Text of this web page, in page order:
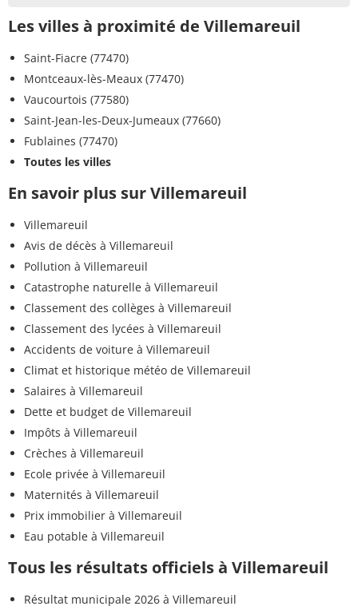
Les villes à proximité de Villemareuil
Saint-Fiacre (77470)
Montceaux-lès-Meaux (77470)
Vaucourtois (77580)
Saint-Jean-les-Deux-Jumeaux (77660)
Fublaines (77470)
Toutes les villes
En savoir plus sur Villemareuil
Villemareuil
Avis de décès à Villemareuil
Pollution à Villemareuil
Catastrophe naturelle à Villemareuil
Classement des collèges à Villemareuil
Classement des lycées à Villemareuil
Accidents de voiture à Villemareuil
Climat et historique météo de Villemareuil
Salaires à Villemareuil
Dette et budget de Villemareuil
Impôts à Villemareuil
Crèches à Villemareuil
Ecole privée à Villemareuil
Maternités à Villemareuil
Prix immobilier à Villemareuil
Eau potable à Villemareuil
Tous les résultats officiels à Villemareuil
Résultat municipale 2026 à Villemareuil